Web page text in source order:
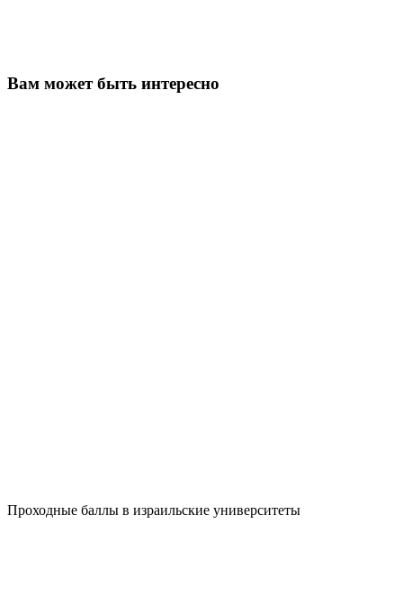
Вам может быть интересно
Проходные баллы в израильские университеты